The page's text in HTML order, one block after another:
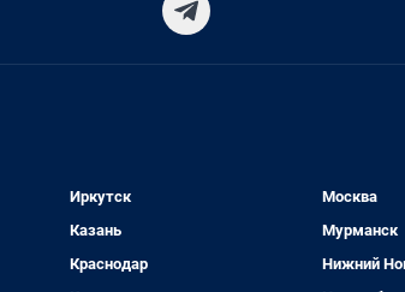
Иркутск
Казань
Краснодар
Москва
Мурманск
Нижний